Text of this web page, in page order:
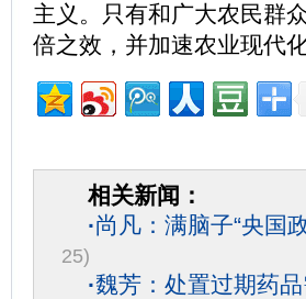
主义。只有和广大农民群
倍之效，并加速农业现代
相关新闻：
·尚凡：满脑子“央国
25)
·魏芳：处置过期药